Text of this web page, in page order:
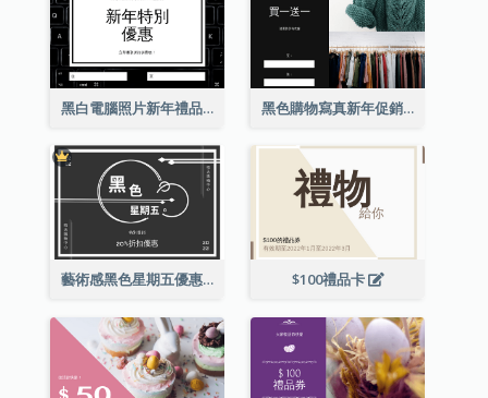
黑白電腦照片新年禮品卡 黑色購物寫真新年促銷禮品卡
藝術感黑色星期五優惠券 $100禮品卡